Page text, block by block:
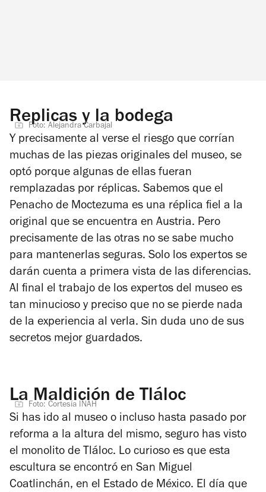
Replicas y la bodega
Foto: Alejandra Carbajal
Y precisamente al verse el riesgo que corrían
muchas de las piezas originales del museo, se
optó porque algunas de ellas fueran
remplazadas por réplicas. Sabemos que el
Penacho de Moctezuma es una réplica fiel a la
original que se encuentra en Austria. Pero
precisamente de las otras no se sabe mucho
para mantenerlas seguras. Solo los expertos se
darán cuenta a primera vista de las diferencias.
Al final el trabajo de los expertos del museo es
tan minucioso y preciso que no se pierde nada
de la experiencia al verla. Sin duda uno de sus
secretos mejor guardados.
La Maldición de Tláloc
Foto: Cortesía INAH
Si has ido al museo o incluso hasta pasado por
reforma a la altura del mismo, seguro has visto
el monolito de Tláloc. Lo curioso es que esta
escultura se encontró en San Miguel
Coatlinchán, en el Estado de México. El día que